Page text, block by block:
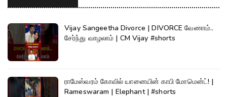
Vijay Sangeetha Divorce | DIVORCE வேணாம்..
சேர்ந்து வாழலாம் | CM Vijay #shorts
ராமேஸ்வரம் கோவில் யானையின் காபி மோமென்ட்! |
Rameswaram | Elephant | #shorts